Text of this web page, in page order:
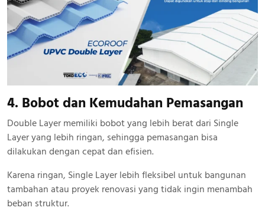
4. Bobot dan Kemudahan Pemasangan
Double Layer memiliki bobot yang lebih berat dari Single
Layer yang lebih ringan, sehingga pemasangan bisa
dilakukan dengan cepat dan efisien.
Karena ringan, Single Layer lebih fleksibel untuk bangunan
tambahan atau proyek renovasi yang tidak ingin menambah
beban struktur.